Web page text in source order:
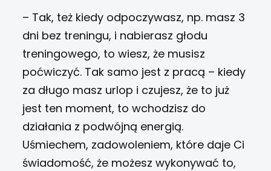
– Tak, też kiedy odpoczywasz, np. masz 3
dni bez treningu, i nabierasz głodu
treningowego, to wiesz, że musisz
poćwiczyć. Tak samo jest z pracą – kiedy
za długo masz urlop i czujesz, że to już
jest ten moment, to wchodzisz do
działania z podwójną energią.
Uśmiechem, zadowoleniem, które daje Ci
świadomość, że możesz wykonywać to,